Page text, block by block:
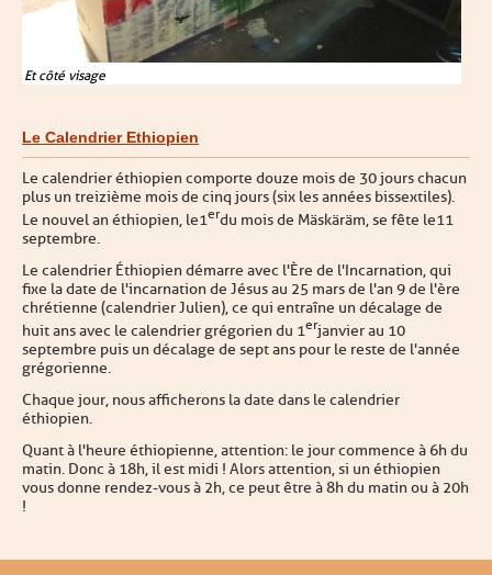
Et côté visage
Le Calendrier Ethiopien
Le calendrier éthiopien comporte douze mois de 30 jours chacun
plus un treizième mois de cinq jours (six les années bissextiles).
Le nouvel an éthiopien, le 1erdu mois de Mäskäräm, se fête le 11
septembre.
Le calendrier Éthiopien démarre avec l'Ère de l'Incarnation, qui
fixe la date de l'incarnation de Jésus au 25 mars de l'an 9 de l'ère
chrétienne (calendrier Julien), ce qui entraîne un décalage de
huit ans avec le calendrier grégorien du 1erjanvier au 10
septembre puis un décalage de sept ans pour le reste de l'année
grégorienne.
Chaque jour, nous afficherons la date dans le calendrier
éthiopien.
Quant à l'heure éthiopienne, attention : le jour commence à 6h du
matin. Donc à 18h, il est midi ! Alors attention, si un éthiopien
vous donne rendez-vous à 2h, ce peut être à 8h du matin ou à 20h
!